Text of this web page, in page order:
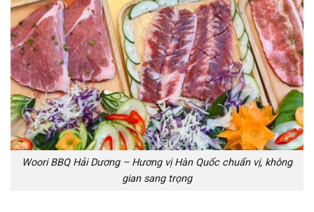
Woori BBQ Hải Dương – Hương vị Hàn Quốc chuẩn vị, không
gian sang trọng